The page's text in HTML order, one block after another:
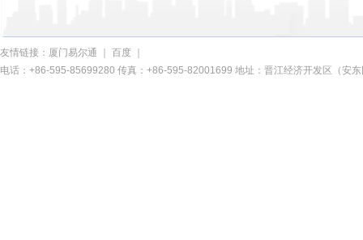
友情链接： 厦门易尔通 百度
电话：+86-595-85699280 传真：+86-595-82001699 地址：晋江经济开发区（安